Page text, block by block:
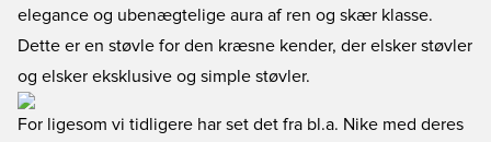
elegance og ubenægtelige aura af ren og skær klasse.
Dette er en støvle for den kræsne kender, der elsker støvler
og elsker eksklusive og simple støvler.
For ligesom vi tidligere har set det fra bl.a. Nike med deres